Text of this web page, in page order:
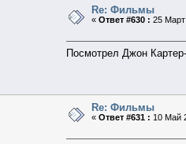
Re: Фильмы
«Ответ #630 : 25 Март
Посмотрел Джон
Re: Фильмы
«Ответ #631 : 10 Май